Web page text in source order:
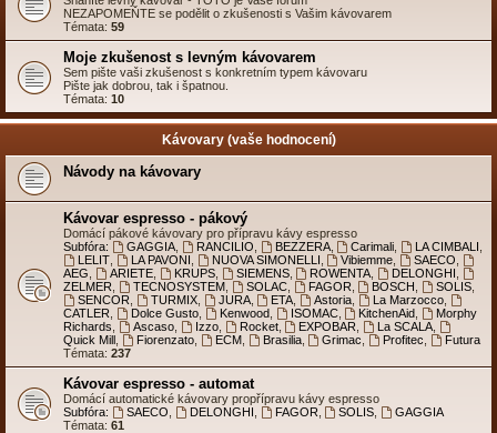
NEZAPOMEŇTE se podělit o zkušenosti s Vašim kávovarem
Témata: 59
Moje zkušenost s levným kávovarem
Sem pište vaši zkušenost s konkretním typem kávovaru
Pište jak dobrou, tak i špatnou.
Témata: 10
Kávovary (vaše hodnocení)
Návody na kávovary
Kávovar espresso - pákový
Domácí pákové kávovary pro přípravu kávy espresso
Subfóra:
GAGGIA, RANCILIO BEZZERA, Carimali LA CIMBALI
LELIT, LA PAVONI NUOVA SIMONELLI Vibiemme SAECO
AEG
ARIETE, KRUPS, SIEMENS, ROWENTA DELONGHI
ZELMER
TECNOSYSTEM, SOLAC, FAGOR BOSCH SOLIS
SENCOR
TURMIX, JURA, ETA Astoria La Marzocco
CATLER
Dolce Gusto, Kenwood, ISOMAC, KitchenAid
Morphy
Richards
Ascaso, Izzo, Rocket, EXPOBAR La SCALA
Quick Mill
Fiorenzato, ECM, Brasilia, Grimac Profitec
Futura
Témata: 237
Kávovar espresso - automat
Domácí automatické kávovary propřípravu kávy espresso
Subfóra:
SAECO DELONGHI FAGOR SOLIS
GAGGIA
Témata: 61